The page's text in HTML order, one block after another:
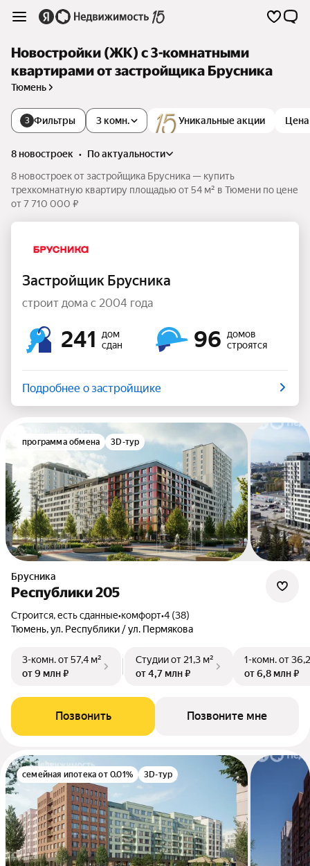
Новостройки (ЖК) с 3-комнатными
квартирами от застройщика Брусника
Тюмень
3 Фильтры Уникальные акции Цена
3 комн.
8 новостроек •
по актуальности
8 новостроек от застройщика Брусника — купить
трехкомнатную квартиру площадью от 54 м² в Тюмени по цене
от 7 710 000 ₽
Застройщик Брусника
строит дома с 2004 года
241
дом
сдан
96
домов
строятся
Подробнее о застройщике
программа обмена 3D-тур
Брусника
Республики 205
Строится, есть сданные•комфорт•4 (38)
Тюмень, ул. Республики / ул. Пермякова
3-комн.от 57,4 м²
от 9 млн ₽
Студииот 21,3 м²
от 4,7 млн ₽
1-комн.от
от 6,8 млн ₽
Позвонить Позвоните мне
семейная ипотека от 0.01% 3D-тур